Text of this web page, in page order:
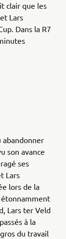
clair que les
Lars
Dans la R7
abandonner
son avance
ses
Lars
lors de la
Lars ter Veld
à la
du travail